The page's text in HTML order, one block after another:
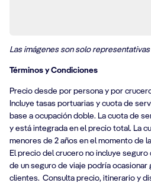
Las imágenes son solo representativas
Términos y Condiciones
Precio desde por persona y por
Incluye tasas portuarias y cuota de
base a ocupación doble. La cuota de
y está integrada en el precio total. La
menores de 2 años en el momento de
El precio del crucero no incluye
de un seguro de viaje podría
clientes. Consulta precio, itinerario y